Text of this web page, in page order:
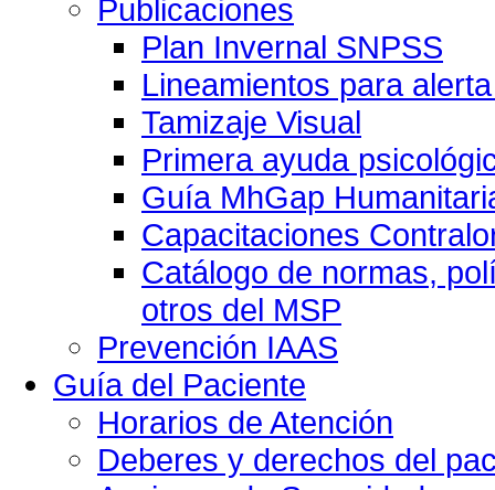
Publicaciones
Plan Invernal SNPSS
Lineamientos para
Tamizaje Visual
Primera ayuda
Guía MhGap
Capacitaciones
Catálogo de normas,
otros del MSP
Prevención IAAS
Guía del Paciente
Horarios de Atención
Deberes y derechos del